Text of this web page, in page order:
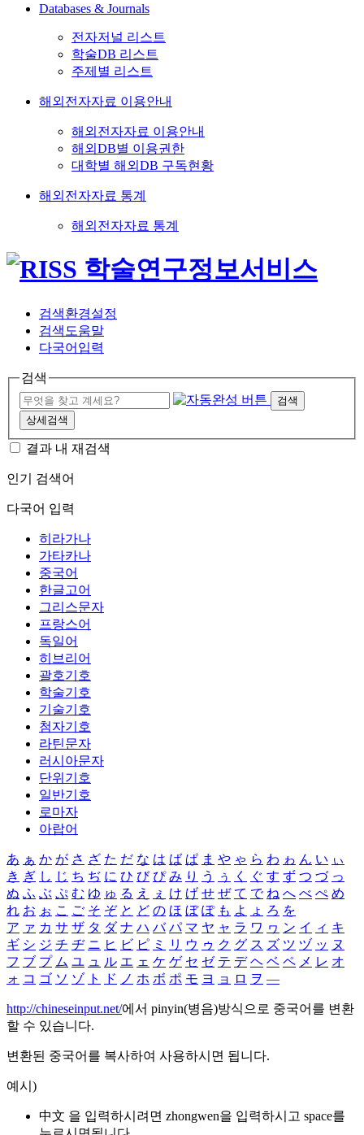
Databases & Journals
전자저널 리스트
학술DB 리스트
주제별 리스트
해외전자자료 이용안내
해외전자자료 이용안내
해외DB별 이용권한
대학별 해외DB 구독현황
해외전자자료 통계
해외전자자료 통계
검색환경설정
검색도움말
다국어입력
검색
검색
상세검색
결과 내 재검색
인기 검색어
다국어 입력
히라가나
가타카나
중국어
한글고어
그리스문자
프랑스어
독일어
히브리어
괄호기호
학술기호
기술기호
첨자기호
라틴문자
러시아문자
단위기호
일반기호
로마자
아랍어
あ ぁ か が さ ざ た だ な は ば ぱ ま や ゃ ら わ ゎ ん い ぃ
き ぎ し じ ち ぢ に ひ び ぴ み り う ぅ く ぐ す ず つ づ っ
ぬ ふ ぶ ぷ む ゆ ゅ る え ぇ け げ せ ぜ て で ね へ べ ぺ め
れ お ぉ こ ご そ ぞ と ど の ほ ぼ ぽ も よ ょ ろ を
ア ァ カ サ ザ タ ダ ナ ハ バ パ マ ヤ ャ ラ ワ ヮ ン イ ィ キ
ギ シ ジ チ ヂ ニ ヒ ビ ピ ミ リ ウ ゥ ク グ ス ズ ツ ヅ ッ ヌ
フ ブ プ ム ユ ュ ル エ ェ ケ ゲ セ ゼ テ デ ヘ ベ ペ メ レ オ
ォ コ ゴ ソ ゾ ト ド ノ ホ ボ ポ モ ヨ ョ ロ ヲ ―
http://chineseinput.net/에서 pinyin(병음)방식으로 중국어를 변환
할 수 있습니다.
변환된 중국어를 복사하여 사용하시면 됩니다.
예시)
中文 을 입력하시려면 zhongwen을 입력하시고 space를